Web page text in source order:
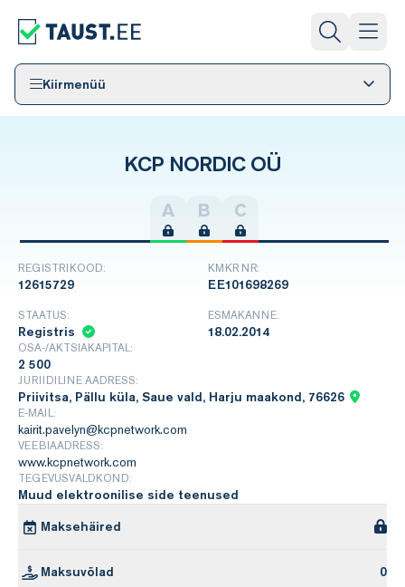
Kiirmenüü
KCP NORDIC OÜ
A B C
REGISTRIKOOD:
12615729
KMKR NR:
EE101698269
STAATUS:
Registris
ESMAKANNE:
18.02.2014
OSA-/AKTSIAKAPITAL:
2 500
JURIIDILINE AADRESS:
Priivitsa, Pällu küla, Saue vald, Harju maakond, 76626
E-MAIL:
kairit.pavelyn@kcpnetwork.com
VEEBIAADRESS:
www.kcpnetwork.com
TEGEVUSVALDKOND:
Muud elektroonilise side teenused
Maksehäired
Maksuvõlad 0